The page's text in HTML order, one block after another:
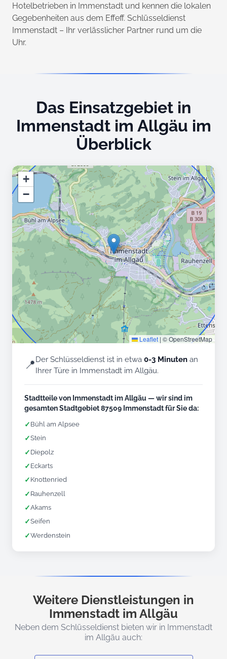
Hotelbetrieben in Immenstadt und kennen die lokalen
Gegebenheiten aus dem Effeff. Schlüsseldienst
Immenstadt – Ihr verlässlicher Partner rund um die
Uhr.
Das Einsatzgebiet in
Immenstadt im Allgäu im
Überblick
+
−
Leaflet | © OpenStreetMap
📍Der Schlüsseldienst ist in etwa 0-3 Minuten an
Ihrer Türe in Immenstadt im Allgäu.
Stadtteile von Immenstadt im Allgäu — wir sind im
gesamten Stadtgebiet 87509 Immenstadt für Sie da:
✓ Bühl am Alpsee
✓Stein
✓ Diepolz
✓ Eckarts
✓ Knottenried
✓ Rauhenzell
✓Akams
✓Seifen
✓Werdenstein
Weitere Dienstleistungen in
Immenstadt im Allgäu
Neben dem Schlüsseldienst bieten wir in Immenstadt
im Allgäu auch: